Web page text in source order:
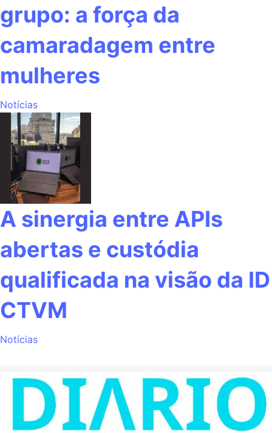
grupo: a força da
camaradagem entre
mulheres
Notícias
A sinergia entre APIs
abertas e custódia
qualificada na visão da ID
CTVM
Notícias